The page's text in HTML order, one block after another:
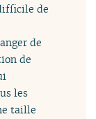
de
de
de
les
taille